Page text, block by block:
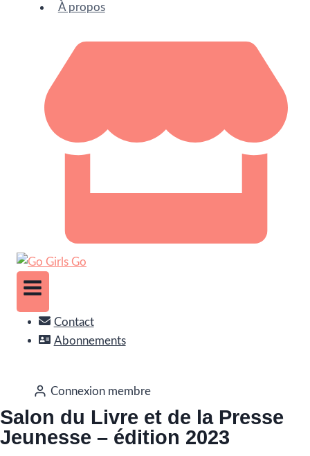
À propos
Contact
Abonnements
Connexion membre
Salon du Livre et de la Presse
Jeunesse – édition 2023